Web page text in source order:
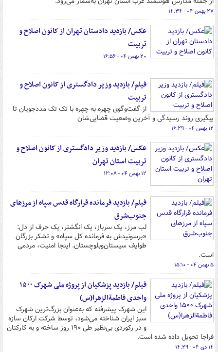
۲۷ بهمن ۰۴ - ۱۴:۳۴
عکس/ بازدید دادستان تهران از کانون اصلاح و
تربیت
۲۰ بهمن ۰۴ - ۱۶:۵۶
فیلم/ بازدید وزیر دادگستری از کانون اصلاح و
تربیت
از گفت‌وگوی چهره به چهره با تک تک مددجویان تا
پیگیری روند رسیدگی و آخرین وضعیت قضایی‌شان
۱۲ بهمن ۰۴ - ۱۶:۲۹
عکس/ بازدید وزیر دادگستری از کانون اصلاح و
تربیت استان تهران
۱۲ بهمن ۰۴ - ۱۲:۰۸
فیلم/ بازدید فرمانده قرارگاه قدس سپاه از مرزهای
جنوب‌شرق
لب مرز، یک سرباز، یک انگشتر، یک حرف از دل:
«برسونیدش به فرمانده کل سپاه» و تشکر بزرگان
طوایف سیستان‌وبلوچستان. اینجا امنیت، مردمی
است.
۵ بهمن ۰۴ - ۱۵:۱۰
فیلم/ بازدید پزشکیان از پروژه ملی شهرک ۱۵۰۰
واحدی فاطمة‌الزهرا(س)
این شهرک پیشرفته که به‌عنوان بزرگ‌ترین شهرک
سبز ایران شناخته می‌شود، توسط شرکت ارکان سازه
و در رکوردی بی‌نظیر طی ۱۹۰ روز ساخته و به کارکنان
فراجا تحویل داده شده است.
۱۴ دی ۰۴ - ۱۴:۲۹